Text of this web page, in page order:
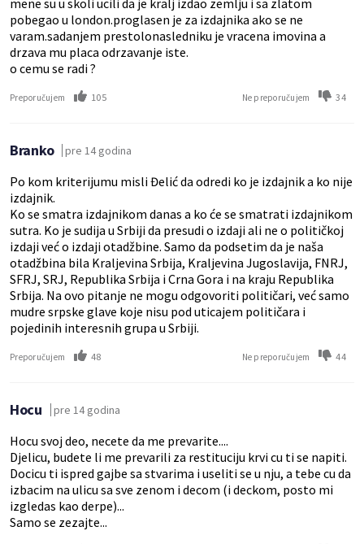
mene su u skoli ucili da je kralj izdao zemlju i sa zlatom
pobegao u london.proglasen je za izdajnika ako se ne
varam.sadanjem prestolonasledniku je vracena imovina a
drzava mu placa odrzavanje iste.
o cemu se radi ?
Preporučujem 105 Ne preporučujem 34
Branko pre 14 godina
Po kom kriterijumu misli Đelić da odredi ko je izdajnik a ko nije
izdajnik.
Ko se smatra izdajnikom danas a ko će se smatrati izdajnikom
sutra. Ko je sudija u Srbiji da presudi o izdaji ali ne o političkoj
izdaji već o izdaji otadžbine. Samo da podsetim da je naša
otadžbina bila Kraljevina Srbija, Kraljevina Jugoslavija, FNRJ,
SFRJ, SRJ, Republika Srbija i Crna Gora i na kraju Republika
Srbija. Na ovo pitanje ne mogu odgovoriti političari, već samo
mudre srpske glave koje nisu pod uticajem političara i
pojedinih interesnih grupa u Srbiji.
Preporučujem 48 Ne preporučujem 44
Hocu pre 14 godina
Hocu svoj deo, necete da me prevarite....
Djelicu, budete li me prevarili za restituciju krvi cu ti se napiti.
Docicu ti ispred gajbe sa stvarima i useliti se u nju, a tebe cu da
izbacim na ulicu sa sve zenom i decom (i deckom, posto mi
izgledas kao derpe)...
Samo se zezajte...